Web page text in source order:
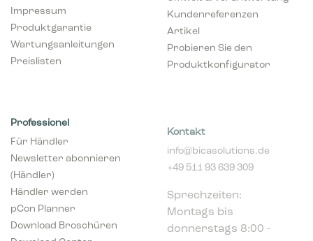
Impressum
Produktgarantie
Wartungsanleitungen
Preislisten
Kundenreferenzen
Artikel
Probieren Sie den
Produktkonfigurator
Professionel
+49 511 93 639 309
Montags bis
donnerstags 8:00 -
16:00 Uhr